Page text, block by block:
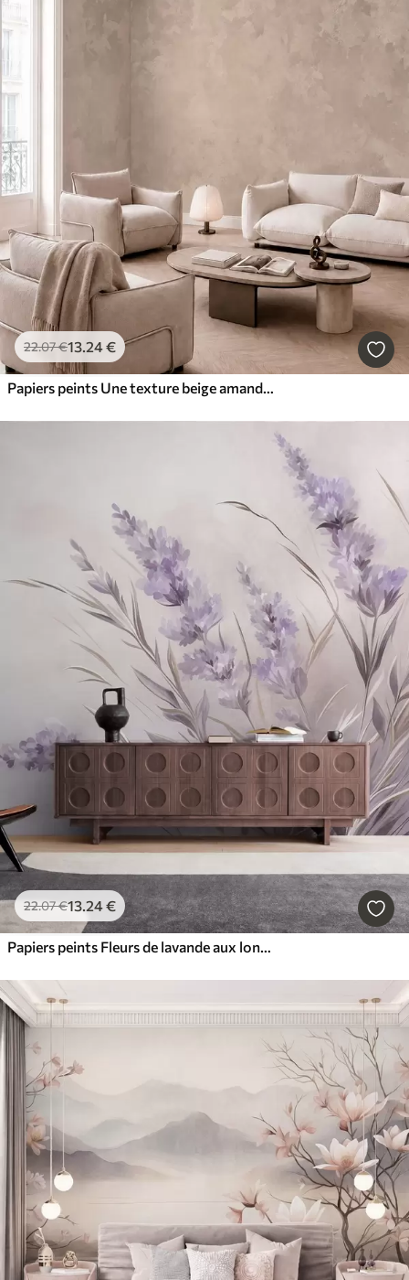
22.07€13.24€
Papiers peints Une texture beige amande chaleureuse aux dégradés naturels et doux
22.07€13.24€
Papiers peints Fleurs de lavande aux longues tiges et feuilles, œuvre d'art aux textures douces aux tons pastel